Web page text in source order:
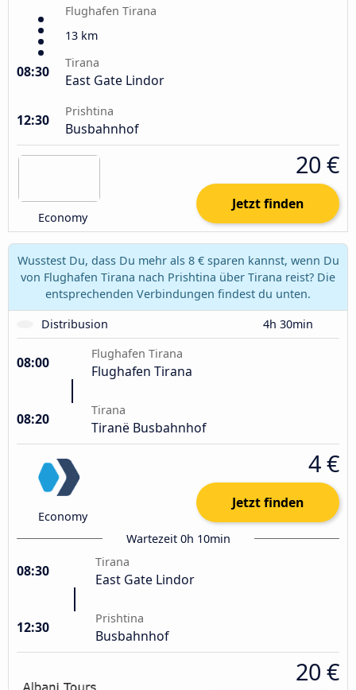
Flughafen Tirana
13 km
08:30
Tirana
East Gate Lindor
12:30
Prishtina
Busbahnhof
Economy
20 €
Jetzt finden
Wusstest Du, dass Du mehr als 8 € sparen kannst, wenn Du
von Flughafen Tirana nach Prishtina über Tirana reist? Die
entsprechenden Verbindungen findest du unten.
Distribusion
4h 30min
08:00
Flughafen Tirana
Flughafen Tirana
08:20
Tirana
Tiranë Busbahnhof
Economy
4 €
Jetzt finden
Wartezeit 0h 10min
08:30
Tirana
East Gate Lindor
12:30
Prishtina
Busbahnhof
20 €